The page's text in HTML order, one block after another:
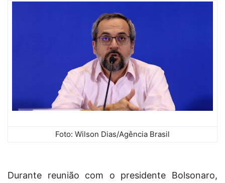
Foto: Wilson Dias/Agência Brasil
Durante reunião com o presidente Bolsonaro,